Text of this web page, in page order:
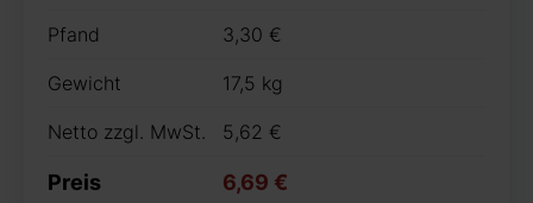
Pfand 3,30 €
Gewicht 17,5 kg
Netto zzgl. MwSt. 5,62 €
Preis 6,69 €